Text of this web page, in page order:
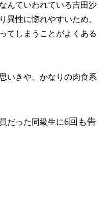
んていわれている吉田沙
異性に惚れやすいため、
てしまうことがよくある
いきや、かなりの肉食系
だった同級生に6回も告